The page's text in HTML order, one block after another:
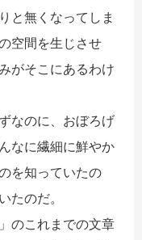
と無くなってしま
空間を生じさせ
がそこにあるわけ
なのに、おぼろげ
なに繊細に鮮やか
を知っていたの
たのだ。
のこれまでの文章